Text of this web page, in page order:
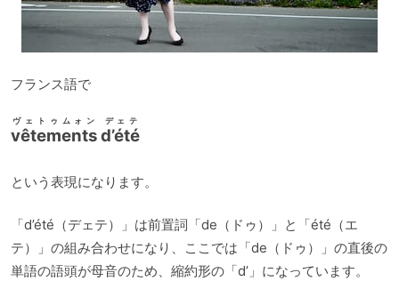
フランス語で
vêtements d’été
ヴェトゥムォン デェテ
という表現になります。
「d’été（デェテ）」は前置詞「de（ドゥ）」と「été（エ
テ）」の組み合わせになり、ここでは「de（ドゥ）」の直後の
単語の語頭が母音のため、縮約形の「d’」になっています。